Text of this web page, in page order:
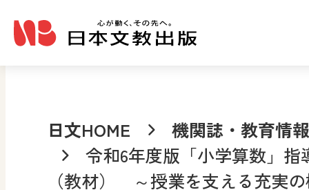
日文HOME
機関誌・教育情報
令和6年度版「小学算数」
（教材） ～授業を支える充実